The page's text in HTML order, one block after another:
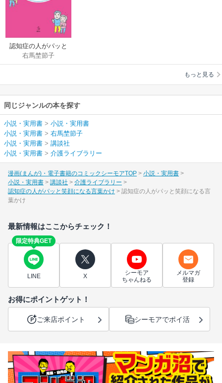
認知症の人がパッと
笑顔になる言葉かけ
右馬埜節子
もっと見る
同じジャンルの本を探す
小説・実用書 > 小説・実用書
小説・実用書 > 右馬埜節子
小説・実用書 > 講談社
小説・実用書 > 介護ライブラリー
漫画(まんが)・電子書籍のコミックシーモアTOP
小説・実用書
小説・実用書
講談社
介護ライブラリー
認知症の人がパッと笑顔になる言葉かけ
認知症の人がパッと笑顔になる言
葉かけ
最新情報はここからチェック！
限定特典GET
LINE X
シーモア
ちゃんねる
メルマガ
登録
お得にポイントゲット！
ご来店ポイント シーモアでポイ活